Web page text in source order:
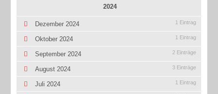
2024
Dezember 2024 1 Eintrag
Oktober 2024 1 Eintrag
September 2024 2 Einträge
August 2024 3 Einträge
Juli 2024 1 Eintrag